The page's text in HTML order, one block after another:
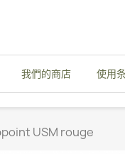
我們的商店 使用
USM rouge